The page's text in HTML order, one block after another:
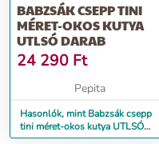
BABZSÁK CSEPP TINI
MÉRET-OKOS KUTYA
UTLSÓ DARAB
24 290 Ft
Pepita
Hasonlók, mint Babzsák csepp
tini méret-okos kutya UTLSÓ
DARAB